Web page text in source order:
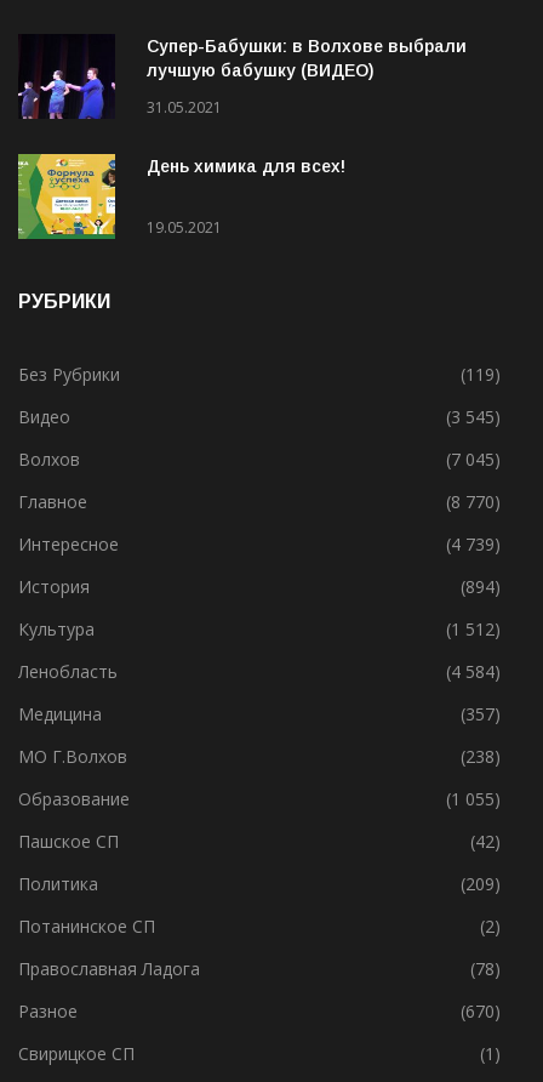
21.04.2021
Супер-Бабушки: в Волхове выбрали
31.05.2021
День химика для всех!
Без Рубрики
(119)
Видео
(3 545)
Волхов
(7 045)
Главное
(8 770)
Интересное
(4 739)
История
(894)
Культура
(1 512)
Ленобласть
(4 584)
Медицина
(357)
МО Г.Волхов
(238)
Образование
(1 055)
Пашское СП
(42)
Политика
(209)
Потанинское СП
(2)
Православная Ладога
(78)
Разное
(670)